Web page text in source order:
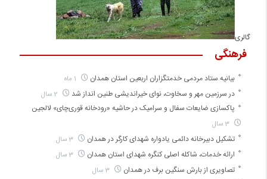
گالری
فرهنگی
بیانیه ستاد مردمی خدمتگزاران اربعین استان همدان
در سرزمین مهر و سخاوت، نوای خیراندیشی طنین انداز شد
پاکسازی ضایعات سفال و سرامیک در حاشیه «رودخانه قوری‌چای» لالجین
3 سال
تشکیل دبیرخانه دائمی یادواره شهدای کارگر در همدان 3 سال
ارائه خدمات، شاکله اصلی کنگره شهدای استان همدان 3 سال
تصاویری از بارش سنگین برف در همدان 3 سال